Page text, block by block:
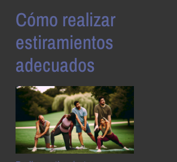
Cómo realizar
estiramientos
adecuados